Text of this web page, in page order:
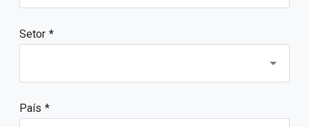
Setor *
País *